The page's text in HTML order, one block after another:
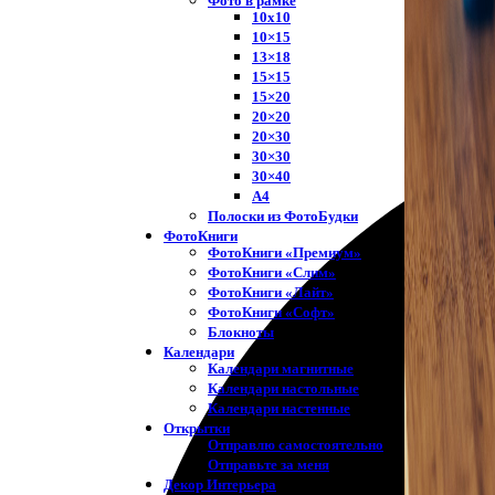
10х10
10×15
13×18
15×15
15×20
20×20
20×30
30×30
30×40
A4
Полоски из ФотоБудки
ФотоКниги
ФотоКниги «Премиум»
ФотоКниги «Слим»
ФотоКниги «Лайт»
ФотоКниги «Софт»
Блокноты
Календари
Календари магнитные
Календари настольные
Календари настенные
Открытки
Отправлю самостоятельно
Отправьте за меня
Декор Интерьера